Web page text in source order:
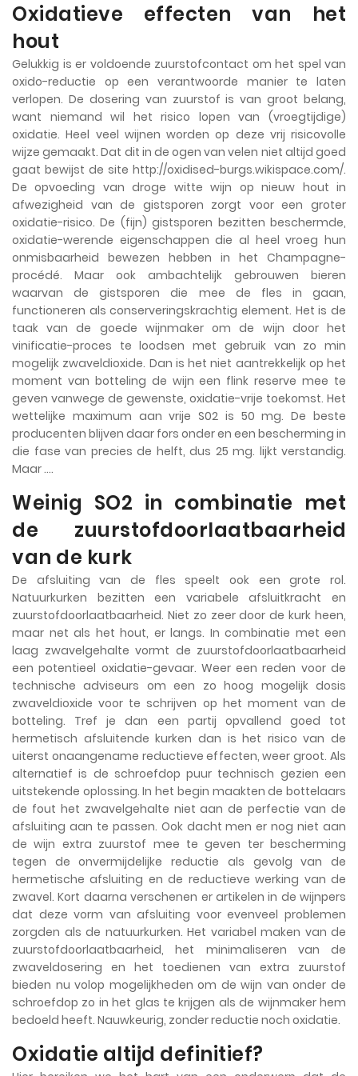
Oxidatieve effecten van het
hout
Gelukkig is er voldoende zuurstofcontact om het spel van
oxido-reductie op een verantwoorde manier te laten
verlopen. De dosering van zuurstof is van groot belang,
want niemand wil het risico lopen van (vroegtijdige)
oxidatie. Heel veel wijnen worden op deze vrij risicovolle
wijze gemaakt. Dat dit in de ogen van velen niet altijd goed
gaat bewijst de site http://oxidised-burgs.wikispace.com/.
De opvoeding van droge witte wijn op nieuw hout in
afwezigheid van de gistsporen zorgt voor een groter
oxidatie-risico. De (fijn) gistsporen bezitten beschermde,
oxidatie-werende eigenschappen die al heel vroeg hun
onmisbaarheid bewezen hebben in het Champagne-
procédé. Maar ook ambachtelijk gebrouwen bieren
waarvan de gistsporen die mee de fles in gaan,
functioneren als conserveringskrachtig element. Het is de
taak van de goede wijnmaker om de wijn door het
vinificatie-proces te loodsen met gebruik van zo min
mogelijk zwaveldioxide. Dan is het niet aantrekkelijk op het
moment van botteling de wijn een flink reserve mee te
geven vanwege de gewenste, oxidatie-vrije toekomst. Het
wettelijke maximum aan vrije S02 is 50 mg. De beste
producenten blijven daar fors onder en een bescherming in
die fase van precies de helft, dus 25 mg. lijkt verstandig.
Maar ….
Weinig SO2 in combinatie met
de zuurstofdoorlaatbaarheid
van de kurk
De afsluiting van de fles speelt ook een grote rol.
Natuurkurken bezitten een variabele afsluitkracht en
zuurstofdoorlaatbaarheid. Niet zo zeer door de kurk heen,
maar net als het hout, er langs. In combinatie met een
laag zwavelgehalte vormt de zuurstofdoorlaatbaarheid
een potentieel oxidatie-gevaar. Weer een reden voor de
technische adviseurs om een zo hoog mogelijk dosis
zwaveldioxide voor te schrijven op het moment van de
botteling. Tref je dan een partij opvallend goed tot
hermetisch afsluitende kurken dan is het risico van de
uiterst onaangename reductieve effecten, weer groot. Als
alternatief is de schroefdop puur technisch gezien een
uitstekende oplossing. In het begin maakten de bottelaars
de fout het zwavelgehalte niet aan de perfectie van de
afsluiting aan te passen. Ook dacht men er nog niet aan
de wijn extra zuurstof mee te geven ter bescherming
tegen de onvermijdelijke reductie als gevolg van de
hermetische afsluiting en de reductieve werking van de
zwavel. Kort daarna verschenen er artikelen in de wijnpers
dat deze vorm van afsluiting voor evenveel problemen
zorgden als de natuurkurken. Het variabel maken van de
zuurstofdoorlaatbaarheid, het minimaliseren van de
zwaveldosering en het toedienen van extra zuurstof
bieden nu volop mogelijkheden om de wijn van onder de
schroefdop zo in het glas te krijgen als de wijnmaker hem
bedoeld heeft. Nauwkeurig, zonder reductie noch oxidatie.
Oxidatie altijd definitief?